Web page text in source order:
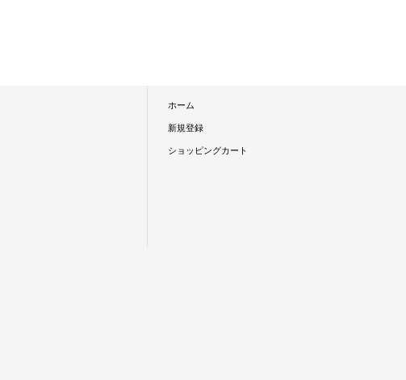
ホーム
新規登録
ショッピングカート